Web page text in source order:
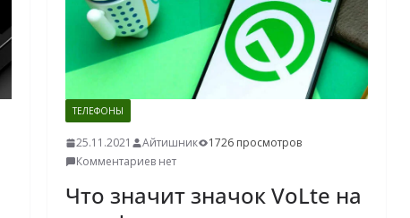
ТЕЛЕФОНЫ
25.11.2021 Айтишник
1726 просмотров
Комментариев нет
Что значит значок VoLte на